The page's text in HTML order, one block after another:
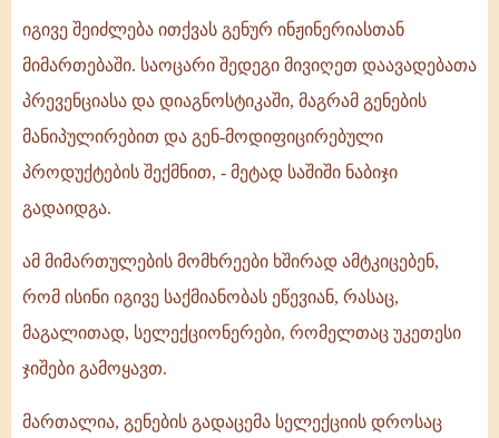
იგივე შეიძლება ითქვას გენურ ინჟინერიასთან
მიმართებაში. საოცარი შედეგი მივიღეთ დაავადებათა
პრევენციასა და დიაგნოსტიკაში, მაგრამ გენების
მანიპულირებით და გენ-მოდიფიცირებული
პროდუქტების შექმნით, - მეტად საშიში ნაბიჯი
გადაიდგა.
ამ მიმართულების მომხრეები ხშირად ამტკიცებენ,
რომ ისინი იგივე საქმიანობას ეწევიან, რასაც,
მაგალითად, სელექციონერები, რომელთაც უკეთესი
ჯიშები გამოყავთ.
მართალია, გენების გადაცემა სელექციის დროსაც